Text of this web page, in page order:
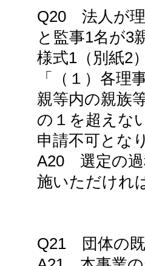
Q20 法人が理
と監事1名が3
様式1（別紙2
「（１）各
親等内の親族
の１を超えな
申請不可とな
A20 選定の過
施いただけれ
Q21 団体の既